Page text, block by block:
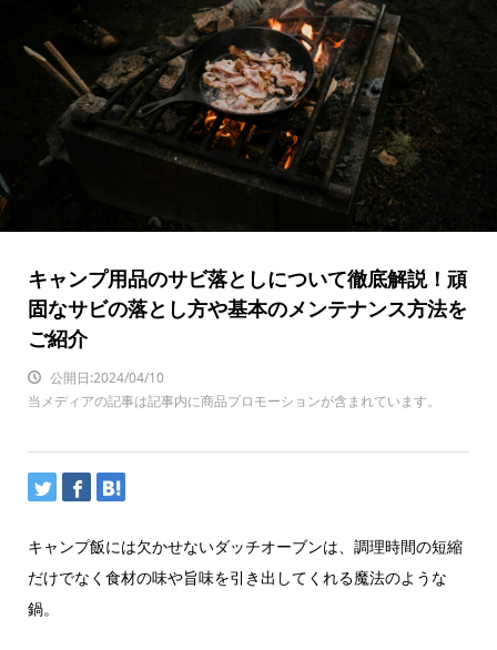
キャンプ用品のサビ落としについて徹底解説！頑
固なサビの落とし方や基本のメンテナンス方法を
ご紹介
公開日:2024/04/10
当メディアの記事は記事内に商品プロモーションが含まれています。
キャンプ飯には欠かせないダッチオーブンは、調理時間の短縮
だけでなく食材の味や旨味を引き出してくれる魔法のような
鍋。